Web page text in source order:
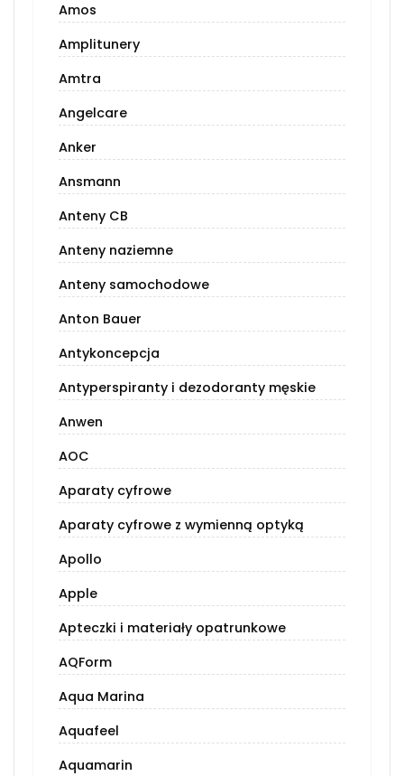
Amos
Amplitunery
Amtra
Angelcare
Anker
Ansmann
Anteny CB
Anteny naziemne
Anteny samochodowe
Anton Bauer
Antykoncepcja
Antyperspiranty i dezodoranty męskie
Anwen
AOC
Aparaty cyfrowe
Aparaty cyfrowe z wymienną optyką
Apollo
Apple
Apteczki i materiały opatrunkowe
AQForm
Aqua Marina
Aquafeel
Aquamarin